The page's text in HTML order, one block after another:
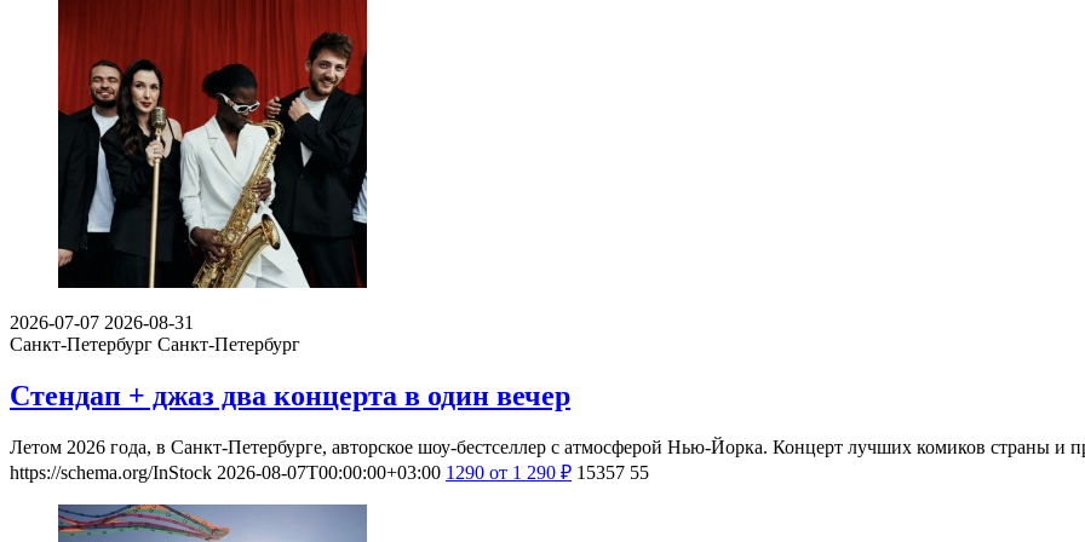
2026-07-07 2026-08-31
Санкт-Петербург Санкт-Петербург
Стендап + джаз два концерта в один вечер
Летом 2026 года, в Санкт-Петербурге, авторское шоу-бестселлер с атмосферой Нью-Йорка. Концерт лучших комиков страны и
https://schema.org/InStock 2026-08-07T00:00:00+03:00 1290 от 1 290 ₽ 15357 55